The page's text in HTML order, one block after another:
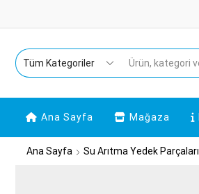
Ana Sayfa Mağaza
Ana Sayfa Su Arıtma Yedek Parçaları